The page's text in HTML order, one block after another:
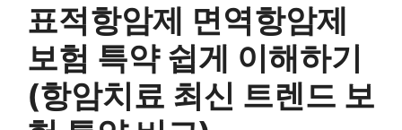
표적항암제 면역항암제
보험 특약 쉽게 이해하기
(항암치료 최신 트렌드 보